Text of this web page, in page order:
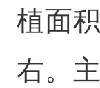
植面
右。